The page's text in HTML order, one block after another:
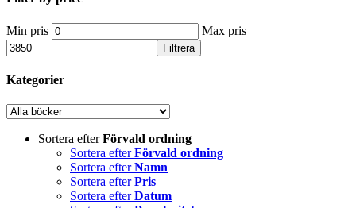
Min pris Max pris
Filtrera
Kategorier
Sortera efterFörvald ordning
Sortera efterFörvald ordning
Sortera efterNamn
Sortera efterPris
Sortera efterDatum